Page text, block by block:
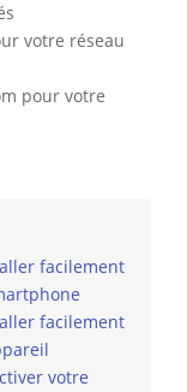
votre réseau
pour votre
facilement
facilement
votre